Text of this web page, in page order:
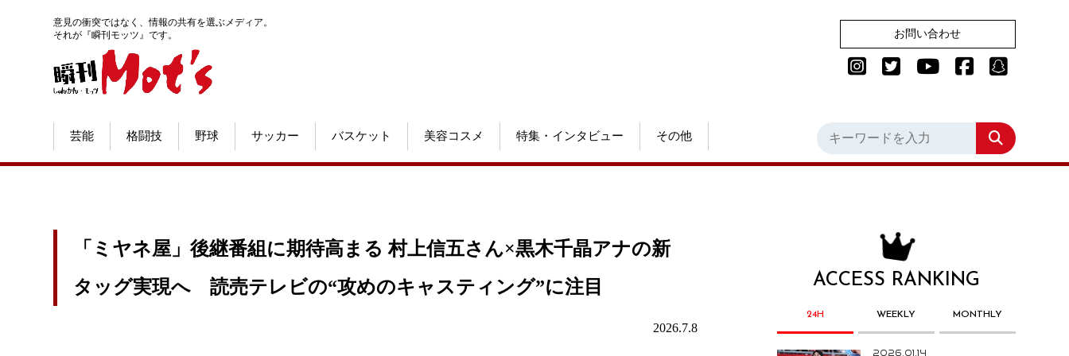
意見の衝突ではなく、情報の共有を選ぶメディア。
それが『瞬刊モッツ』です。
お問い合わせ
芸能 格闘技 野球 サッカー バスケット 美容コスメ 特集・インタビュー その他
「ミヤネ屋」後継番組に期待高まる 村上信五さん×黒木千晶アナの新
タッグ実現へ 読売テレビの“攻めのキャスティング”に注目
2026.7.8
ACCESS RANKING
24H WEEKLY MONTHLY
2026.01.14